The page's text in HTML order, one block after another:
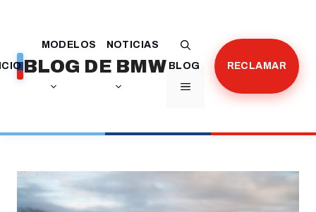
contenido
BLOG DE BMW
MENÚ
MODELOS
NOTICIAS
BLOG
RECLAMAR